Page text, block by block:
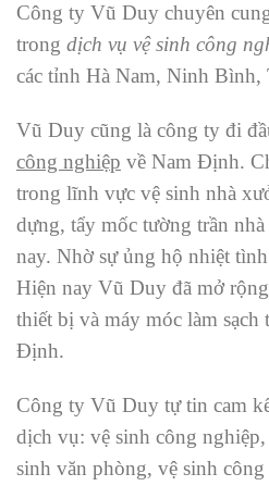
Công ty Vũ Duy chuyên
trong dịch vụ vệ sinh công
các tỉnh Hà Nam, Ninh
Vũ Duy cũng là công ty đi
công nghiệp về Nam Định.
trong lĩnh vực vệ sinh nhà
dựng, tẩy mốc tường trần
nay. Nhờ sự ủng hộ nhiệt
Hiện nay Vũ Duy đã mở
thiết bị và máy móc làm sạch
Định.
Công ty Vũ Duy tự tin cam
dịch vụ: vệ sinh công nghiệp,
sinh văn phòng, vệ sinh